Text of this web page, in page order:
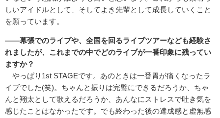
しいアイドルとして、そしてよき先輩として成長していくこと
を願っています。
――幕張でのライブや、全国を回るライブツアーなども経験さ
れましたが、これまでの中でどのライブが一番印象に残ってい
ますか？
やっぱり1st STAGEです。あのときは一番胃が痛くなったラ
イブでした(笑)。ちゃんと振りは完璧にできるだろうか、ちゃ
んと翔太として歌えるだろうか、あんなにストレスで吐き気を
感じたことはなかったです。でも終わった後の達成感と虚無感